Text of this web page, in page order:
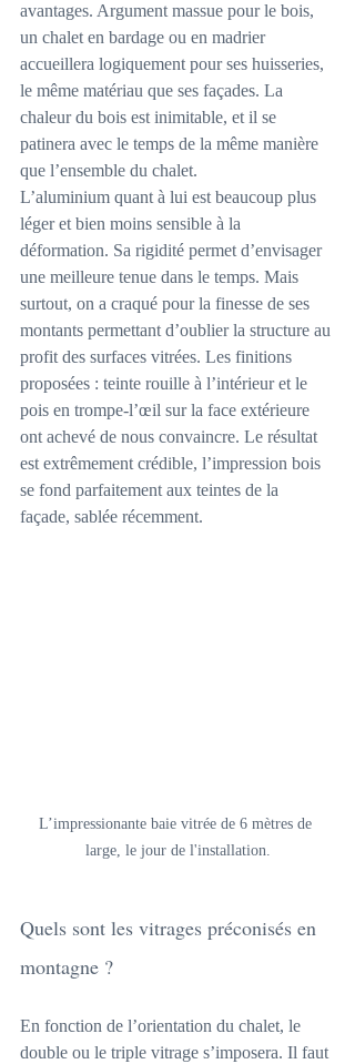
avantages. Argument massue pour le bois,
un chalet en bardage ou en madrier
accueillera logiquement pour ses huisseries,
le même matériau que ses façades. La
chaleur du bois est inimitable, et il se
patinera avec le temps de la même manière
que l’ensemble du chalet.
L’aluminium quant à lui est beaucoup plus
léger et bien moins sensible à la
déformation. Sa rigidité permet d’envisager
une meilleure tenue dans le temps. Mais
surtout, on a craqué pour la finesse de ses
montants permettant d’oublier la structure au
profit des surfaces vitrées. Les finitions
proposées : teinte rouille à l’intérieur et le
pois en trompe-l’œil sur la face extérieure
ont achevé de nous convaincre. Le résultat
est extrêmement crédible, l’impression bois
se fond parfaitement aux teintes de la
façade, sablée récemment.
L’impressionante baie vitrée de 6 mètres de
large, le jour de l'installation.
Quels sont les vitrages préconisés en
montagne ?
En fonction de l’orientation du chalet, le
double ou le triple vitrage s’imposera. Il faut